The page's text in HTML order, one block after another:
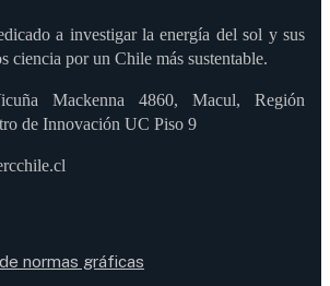
a investigar la energía del sol y sus
ciencia por un Chile más sustentable.
Mackenna 4860, Macul, Región
de Innovación UC Piso 9
normas gráficas